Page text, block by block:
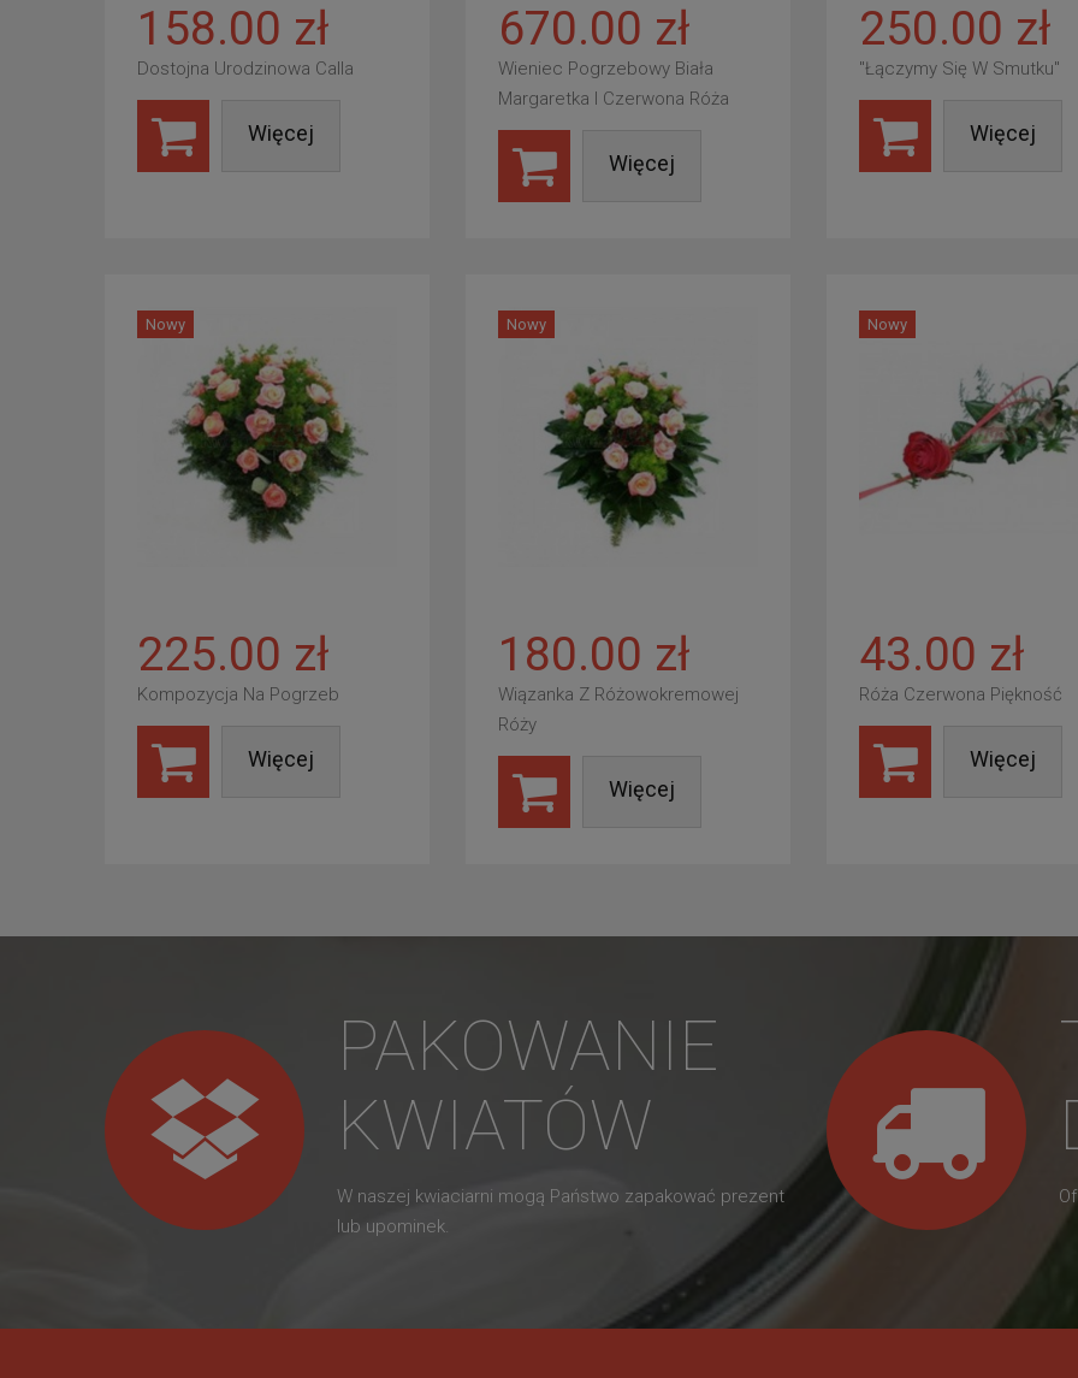
158.00 zł
Dostojna Urodzinowa Calla
Więcej
670.00 zł
Wieniec Pogrzebowy Biała
Margaretka I Czerwona Róża
Więcej
250.00 zł
"Łączymy Się W Smutku"
Więcej
Nowy
225.00 zł
Kompozycja Na Pogrzeb
Więcej
Nowy
180.00 zł
Wiązanka Z Różowokremowej
Róży
Więcej
Nowy
43.00 zł
Róża Czerwona Piękność
Więcej
PAKOWANIE
KWIATÓW
W naszej kwiaciarni mogą Państwo zapakować prezent
lub upominek.